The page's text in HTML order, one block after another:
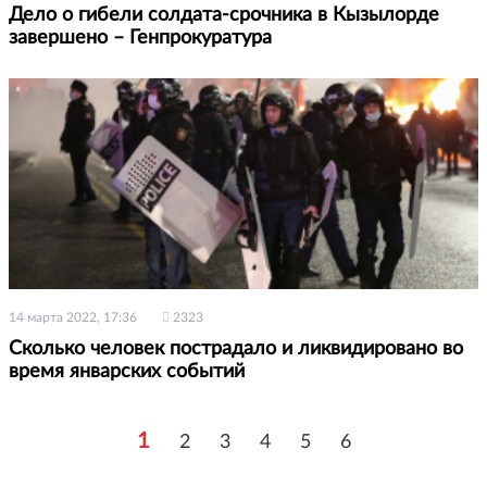
Дело о гибели солдата-срочника в Кызылорде
завершено – Генпрокуратура
14 марта 2022, 17:36 2323
Сколько человек пострадало и ликвидировано во
время январских событий
1 2 3 4 5 6